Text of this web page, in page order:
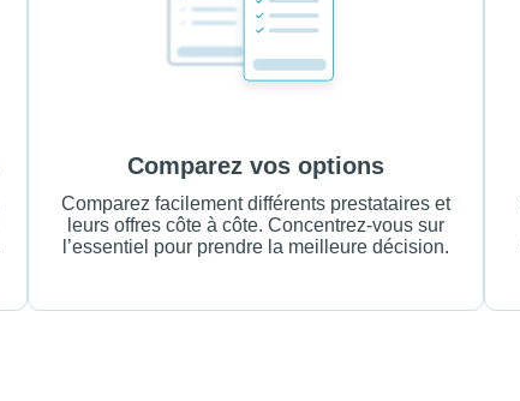
Comparez vos options
Comparez facilement différents prestataires et
leurs offres côte à côte. Concentrez-vous sur
l’essentiel pour prendre la meilleure décision.